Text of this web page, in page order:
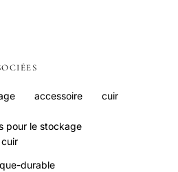
accessoire cuir
pour le stockage
cuir
durable